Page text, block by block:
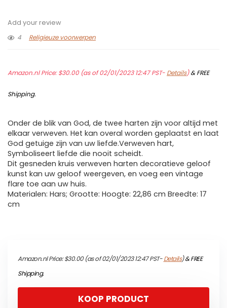
Add your review
4
Religieuze voorwerpen
Amazon.nl Price:$30.00(as of 02/01/2023 12:47 PST- Details)&FREE
Shipping.
Onder de blik van God, de twee harten zijn voor altijd met
elkaar verweven. Het kan overal worden geplaatst en laat
God getuige zijn van uw liefde.Verweven hart,
Symboliseert liefde die nooit scheidt.
Dit gesneden kruis verweven harten decoratieve geloof
kunst kan uw geloof weergeven, en voeg een vintage
flare toe aan uw huis.
Materialen: Hars; Grootte: Hoogte: 22,86 cm Breedte: 17
cm
Amazon.nl Price:$30.00(as of 02/01/2023 12:47 PST-Details)&FREE
Shipping.
KOOP PRODUCT